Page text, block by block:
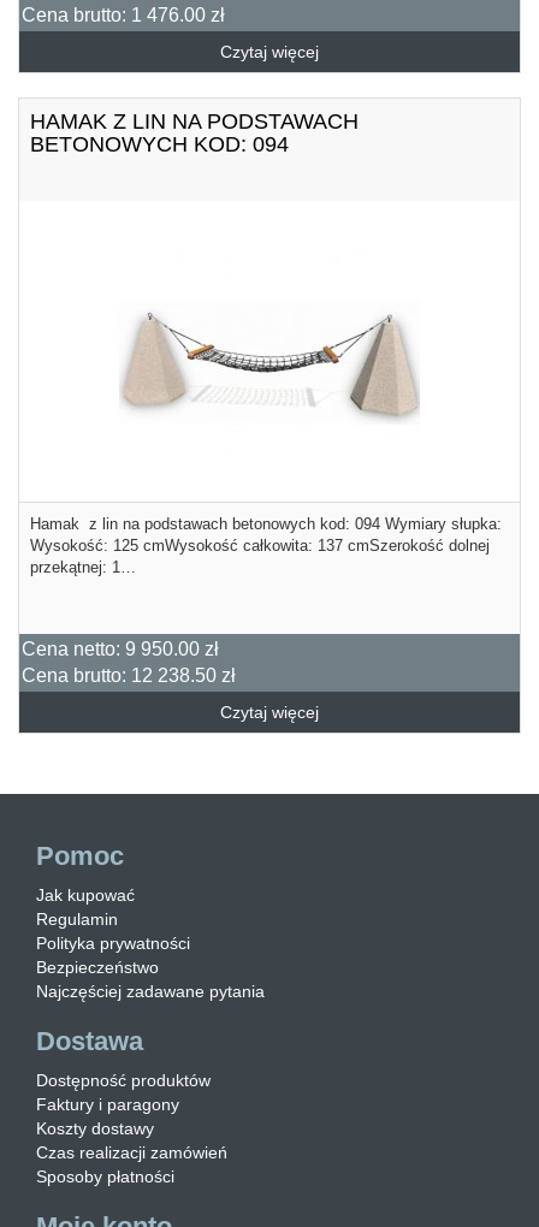
Cena brutto: 1 476.00 zł
Czytaj więcej
HAMAK Z LIN NA PODSTAWACH
BETONOWYCH KOD: 094
Hamak z lin na podstawach betonowych kod: 094 Wymiary słupka:
Wysokość: 125 cmWysokość całkowita: 137 cmSzerokość dolnej
przekątnej: 1…
Cena netto: 9 950.00 zł
Cena brutto: 12 238.50 zł
Czytaj więcej
Pomoc
Jak kupować
Regulamin
Polityka prywatności
Bezpieczeństwo
Najczęściej zadawane pytania
Dostawa
Dostępność produktów
Faktury i paragony
Koszty dostawy
Czas realizacji zamówień
Sposoby płatności